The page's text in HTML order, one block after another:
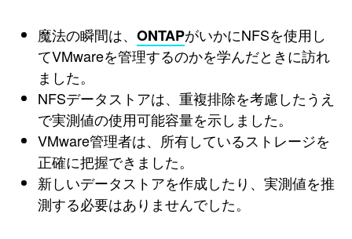
魔法の瞬間は、 ONTAPがいかにNFSを使用し
てVMwareを管理するのかを学んだときに訪れ
ました。
NFSデータストアは、重複排除を考慮したうえ
で実測値の使用可能容量を示しました。
VMware管理者は、所有しているストレージを
正確に把握できました。
新しいデータストアを作成したり、実測値を推
測する必要はありませんでした。